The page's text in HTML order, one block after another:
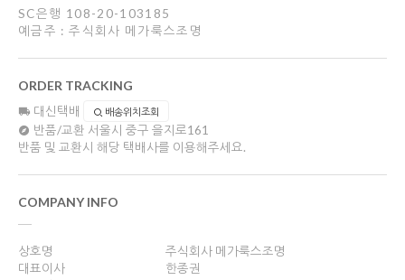
SC은행 108-20-103185
예금주 : 주식회사 메가룩스조명
ORDER TRACKING
대신택배 배송위치조회
반품/교환 서울시 중구 을지로161
반품 및 교환시 해당 택배사를 이용해주세요.
COMPANY INFO
상호명
주식회사 메가룩스조명
대표이사
한종권